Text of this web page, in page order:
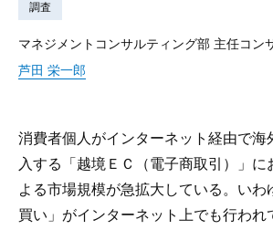
調査
マネジメントコンサルティング部 主任コン
芦田 栄一郎
消費者個人がインターネット経由で海
入する「越境ＥＣ（電子商取引）」に
よる市場規模が急拡大している。いわ
買い」がインターネット上でも行われ